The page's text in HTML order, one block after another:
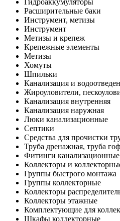
Гидроаккумуляторы
Расширительные баки
Инструмент, метизы
Инструмент
Метизы и крепеж
Крепежные элементы
Метизы
Хомуты
Шпильки
Канализация и
Жироуловители,
Канализация внутренняя
Канализация наружная
Люки канализационные
Септики
Средства для прочистки
Труба дренажная, труба
Фитинги канализационные
Коллекторы и
Группы быстрого монтажа
Группы коллекторные
Коллекторы
Коллекторы этажные
Комплектующие для
Шкафы коллекторные